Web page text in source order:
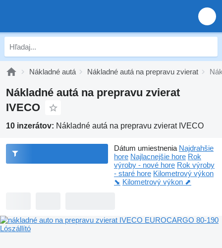
Nákladné autá Nákladné autá na prepravu zvierat
Nákladné autá na prepravu zvierat
IVECO
10 inzerátov: Nákladné autá na prepravu zvierat IVECO
Dátum umiestnenia Najdrahšie
hore Najlacnejšie hore Rok
výroby - nové hore Rok výroby
- staré hore Kilometrový výkon
⬊ Kilometrový výkon ⬈